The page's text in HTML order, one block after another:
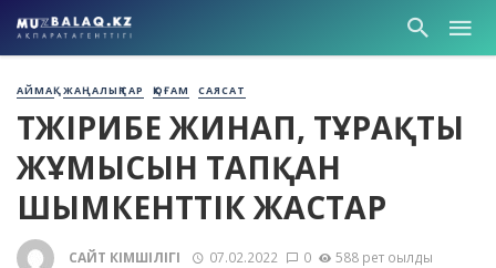
АЙМАҚ ЖАҢАЛЫҚТАР ҚОҒАМ САЯСАТ
ТӘЖІРИБЕ ЖИНАП, ТҰРАҚТЫ
ЖҰМЫСЫН ТАПҚАН
ШЫМКЕНТТІК ЖАСТАР
САЙТ ӘКІМШІЛІГІ 07.02.2022 0 588 рет оқылды